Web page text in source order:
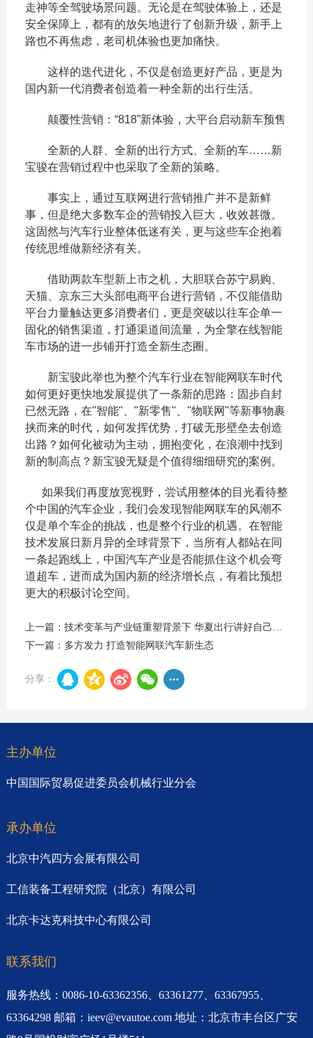
走神等全驾驶场景问题。无论是在驾驶体验上，还是
安全保障上，都有的放矢地进行了创新升级，新手上
路也不再焦虑，老司机体验也更加痛快。
这样的迭代进化，不仅是创造更好产品，更是为
国内新一代消费者创造着一种全新的出行生活。
颠覆性营销：“818”新体验，大平台启动新车预售
全新的人群、全新的出行方式、全新的车……新
宝骏在营销过程中也采取了全新的策略。
事实上，通过互联网进行营销推广并不是新鲜
事，但是绝大多数车企的营销投入巨大，收效甚微。
这固然与汽车行业整体低迷有关，更与这些车企抱着
传统思维做新经济有关。
借助两款车型新上市之机，大胆联合苏宁易购、
天猫、京东三大头部电商平台进行营销，不仅能借助
平台力量触达更多消费者们，更是突破以往车企单一
固化的销售渠道，打通渠道间流量，为全擎在线智能
车市场的进一步铺开打造全新生态圈。
新宝骏此举也为整个汽车行业在智能网联车时代
如何更好更快地发展提供了一条新的思路：固步自封
已然无路，在"智能"、"新零售"、"物联网"等新事物裹
挟而来的时代，如何发挥优势，打破无形壁垒去创造
出路？如何化被动为主动，拥抱变化，在浪潮中找到
新的制高点？新宝骏无疑是个值得细细研究的案例。
如果我们再度放宽视野，尝试用整体的目光看待整
个中国的汽车企业，我们会发现智能网联车的风潮不
仅是单个车企的挑战，也是整个行业的机遇。在智能
技术发展日新月异的全球背景下，当所有人都站在同
一条起跑线上，中国汽车产业是否能抓住这个机会弯
道超车，进而成为国内新的经济增长点，有着比预想
更大的积极讨论空间。
下一篇：多方发力 打造智能网联汽车新生态
分享：
主办单位
中国国际贸易促进委员会机械行业分会
承办单位
北京中汽四方会展有限公司
工信装备工程研究院（北京）有限公司
北京卡达克科技中心有限公司
联系我们
服务热线：0086-10-63362356、63361277、63367955、
63364298 邮箱：ieev@evautoe.com 地址：北京市丰台区广安